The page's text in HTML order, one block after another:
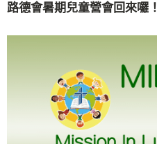
路德會暑期兒童營會回來囉！